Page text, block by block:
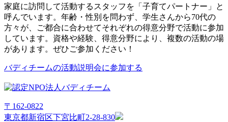
家庭に訪問して活動するスタッフを「子育てパートナー」と
呼んでいます。年齢・性別を問わず、学生さんから70代の
方々が、ご都合に合わせてそれぞれの得意分野で活動に参加
しています。資格や経験、得意分野により、複数の活動の場
があります。ぜひご参加ください！
バディチームの活動説明会に参加する
〒162-0822
東京都新宿区下宮比町2-28-830